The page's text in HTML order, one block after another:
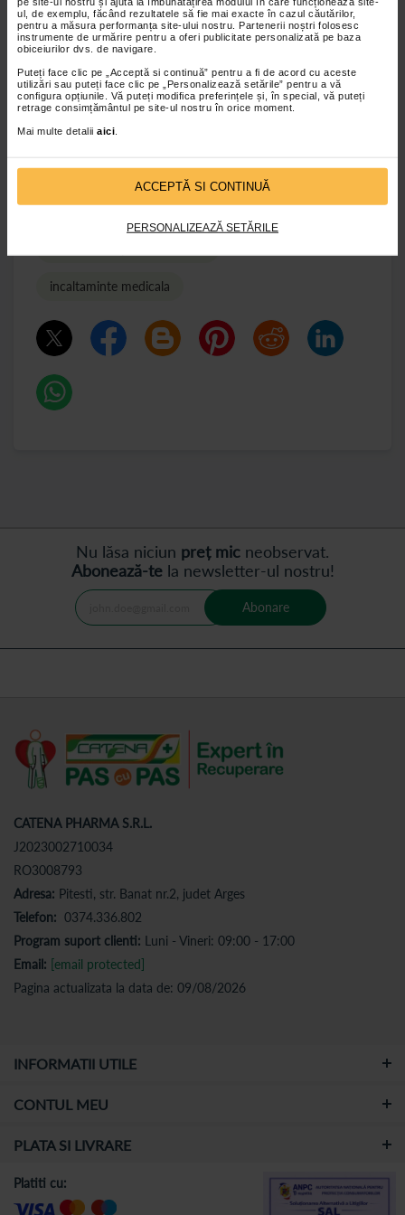
ul, de exemplu, făcând rezultatele să fie mai exacte în cazul căutărilor,
pentru a măsura performanța site-ului nostru. Partenerii noștri folosesc
instrumente de urmărire pentru a oferi publicitate personalizată pe baza
obiceiurilor dvs. de navigare.
Puteți face clic pe „Acceptă si continuă” pentru a fi de acord cu aceste
utilizări sau puteți face clic pe „Personalizează setările” pentru a vă
configura opțiunile. Vă puteți modifica preferințele și, în special, vă puteți
retrage consimțământul pe site-ul nostru în orice moment.
Mai multe detalii aici
ACCEPTĂ SI CONTINUĂ
PERSONALIZEAZĂ SETĂRILE
Cu cat va veti adresa medicului mai devreme pentru
aceasta problema, cu atat sansa de reusita a interventiei va
fi mai buna.In concluzie, daca va confruntati cu aceasta
problema, nu ezitati sa va adresati medicului ortoped
pentru a beneficia de cel mai bun tratament.
deDr. Alin POPESCU
sfatul medicului specialist
monturile cum le tratam orteza hallux valgus
incaltaminte medicala
Nu lăsa niciun preț mic neobservat.
Abonează-tela newsletter-ul nostru!
Abonare
CATENA PHARMA S.R.L.
J2023002710034
RO3008793
Adresa: Pitesti, str. Banat nr.2, judet Arges
Telefon: 0374.336.802
Program suport clienti: Luni - Vineri: 09:00 - 17:00
Email: [email protected]
Pagina actualizata la data de: 09/08/2026
INFORMATII UTILE
CONTUL MEU
PLATA SI LIVRARE
Platiti cu: